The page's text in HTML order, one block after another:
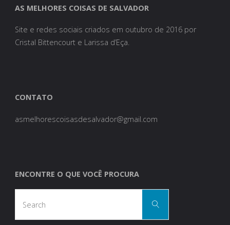
AS MELHORES COISAS DE SALVADOR
Site e redes sociais criados em outubro de 2016 por
Cristal Bittencourt e Larissa d’Eça.
CONTATO
asmelhorescoisasdesalvador@gmail.com
ENCONTRE O QUE VOCÊ PROCURA
Search